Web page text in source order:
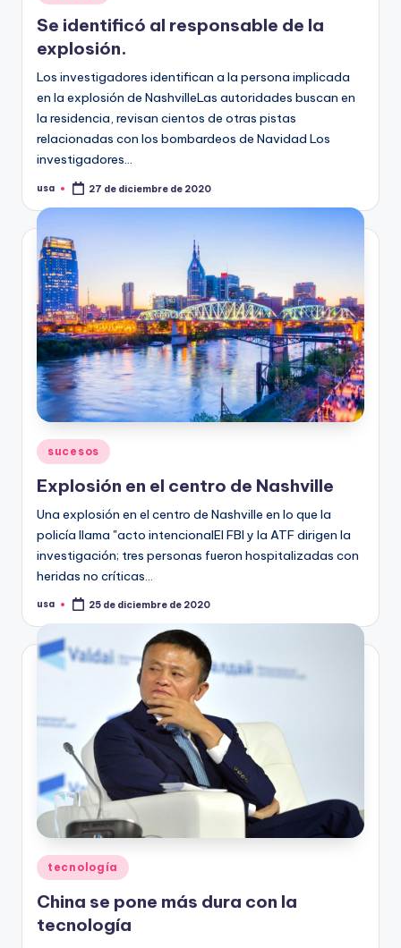
en
Se identificó al responsable de la
explosión.
Los investigadores identifican a la persona implicada
en la explosión de NashvilleLas autoridades buscan en
la residencia, revisan cientos de otras pistas
relacionadas con los bombardeos de Navidad Los
investigadores…
Publicado
usa 27 de diciembre de 2020
Publicado
en
sucesos
Explosión en el centro de Nashville
Una explosión en el centro de Nashville en lo que la
policía llama "acto intencionalEl FBI y la ATF dirigen la
investigación; tres personas fueron hospitalizadas con
heridas no críticas…
Publicado
usa 25 de diciembre de 2020
Publicado
en
tecnología
China se pone más dura con la
tecnología